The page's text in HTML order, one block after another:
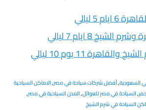
5 ليالي
8 ايام 7 ليالي
11 يوم 10 ليالي
السعودية,أفضل شركات سياحة في مصر,الاماكن السياحية
,السياحة في مصر للعوائل,المدن السياحية في مصر,
السياحة في شرم الشيخ